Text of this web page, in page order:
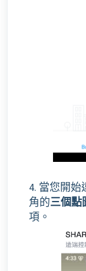
4. 當您開
角的三個點
項。